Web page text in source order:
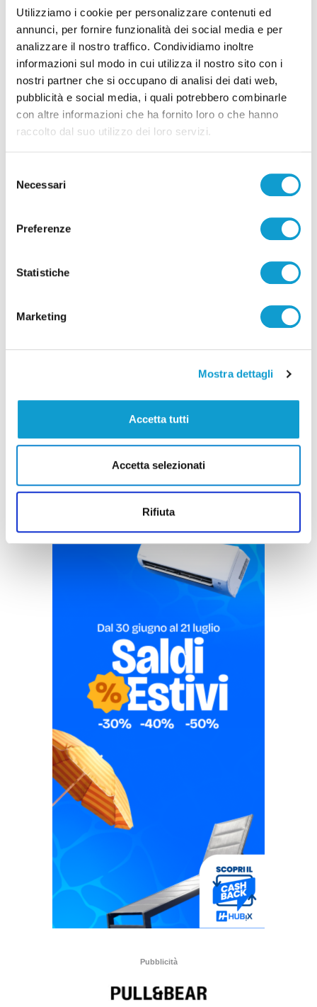
Utilizziamo i cookie per personalizzare contenuti ed
annunci, per fornire funzionalità dei social media e per
analizzare il nostro traffico. Condividiamo inoltre
informazioni sul modo in cui utilizza il nostro sito con i
nostri partner che si occupano di analisi dei dati web,
pubblicità e social media, i quali potrebbero combinarle
con altre informazioni che ha fornito loro o che hanno
raccolto dal suo utilizzo dei loro servizi.
delNecessari
Preferenze
Statistiche
Marketing
Mostra dettagli
Accetta tutti
Accetta selezionati
Rifiuta
Correlati
Incendio alle porte di Ascoli Piceno, un
Pubblicità
Pubblicità